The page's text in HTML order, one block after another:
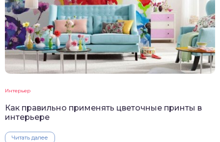
Интерьер
Как правильно применять цветочные принты в
интерьере
Читать далее